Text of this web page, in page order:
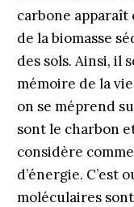
carbone apparaît
de la biomasse
des sols. Ainsi, il
mémoire de la
on se méprend
sont le charbon
considère
d’énergie. C’est
moléculaires